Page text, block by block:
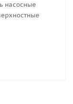
насосные